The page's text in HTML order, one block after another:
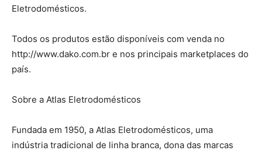
Eletrodomésticos.
Todos os produtos estão disponíveis com venda no
http://www.dako.com.br e nos principais marketplaces do
país.
Sobre a Atlas Eletrodomésticos
Fundada em 1950, a Atlas Eletrodomésticos, uma
indústria tradicional de linha branca, dona das marcas